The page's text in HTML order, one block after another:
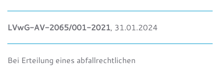
LVwG-AV-2065/001-2021, 31.01.2024
Bei Erteilung eines abfallrechtlichen